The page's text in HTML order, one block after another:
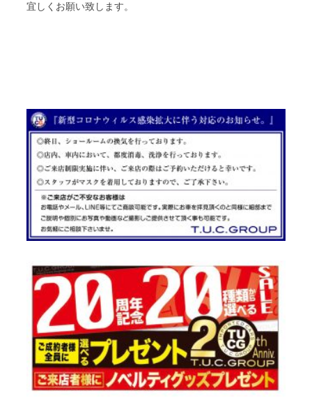
宜しくお願い致します。